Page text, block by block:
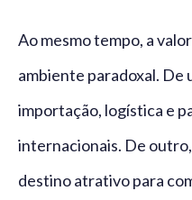
Ao mesmo tempo, a
ambiente paradoxal. De
importação, logística e
internacionais. De
destino atrativo para